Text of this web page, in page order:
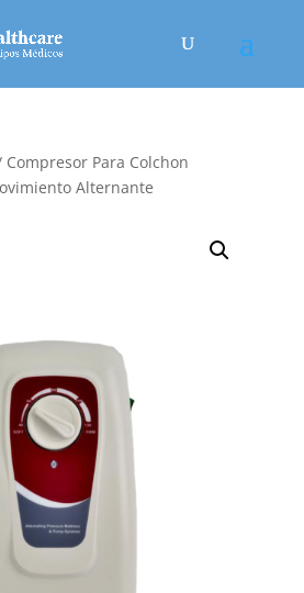
Compresor Para Colchon
Alternante